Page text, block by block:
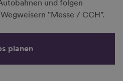
und folgen
"Messe / CCH".
planen